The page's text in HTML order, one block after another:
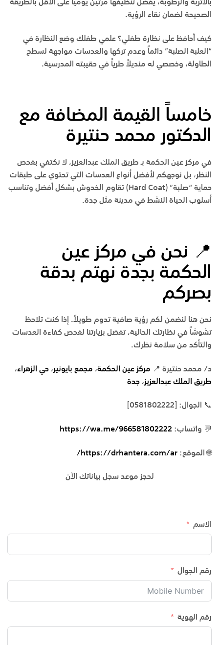
بالأتربة والرطوبة، يفضل تنظيفها مرتين يومياً على الأقل بالطريقة
الصحيحة لضمان نقاء الرؤية.
كيف أحافظ على نظارة طفلي؟ علمي طفلك وضع النظارة في
“العلبة الصلبة” دائماً وعدم تركها والعدسات مواجهة لسطح
الطاولة، وخصصي له منديلاً طرياً في حقيبته المدرسية.
خامساً القيمة المضافة مع
الدكتور محمد حنتيرة
في مركز عين الحكمة بـ طريق الملك عبدالعزيز، لا نكتفي بفحص
النظر، بل نوجهكم لأفضل أنواع العدسات التي تحتوي على طبقات
حماية “صلبة” (Hard Coat) تقاوم الخدوش بشكل أفضل وتناسب
أسلوب الحياة النشط في مدينة مثل جدة.
📍 نحن في مركز عين
الحكمة بجدة نهتم بدقة
بصركم
نحن هنا لنضمن لكم رؤية صافية تدوم طويلاً. إذا كنت تلاحظ
تشوشاً في نظارتك الحالية، تفضل بزيارتنا لفحص كفاءة العدسات
والتأكد من سلامة نظرك.
د/ محمد حنتيرة 📍 مركز عين الحكمة، مجمع بايونير، حي الزهراء،
طريق الملك عبدالعزيز، جدة
📞 الجوال: [0581802222]
💬 واتساب:
https://wa.me/966581802222
🌐 الموقع:
https://drhantera.com/ar
/
لحجز موعد سجل بياناتك الآن
الاسم
رقم الجوال
رقم الهوية